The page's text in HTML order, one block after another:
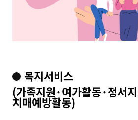
복지서비스
(가족지원·여가활동·정서
치매예방활동)